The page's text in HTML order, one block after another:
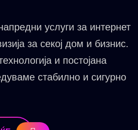
услуги за интернет
за секој дом и бизнис.
и постојана
стабилно и сигурно